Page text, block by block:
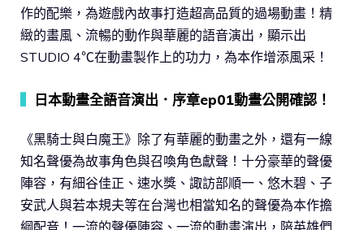
作的配樂，為遊戲內故事打造超高品質的過場動畫！精
緻的畫風、流暢的動作與華麗的語音演出，顯示出
STUDIO 4℃在動畫製作上的功力，為本作增添風采！
日本動畫全語音演出．序章ep01動畫公開確認！
《黑騎士與白魔王》除了有華麗的動畫之外，還有一線
知名聲優為故事角色與召喚角色獻聲！十分豪華的聲優
陣容，有細谷佳正、速水獎、諏訪部順一、悠木碧、子
安武人與若本規夫等在台灣也相當知名的聲優為本作擔
綱配音！一流的聲優陣容、一流的動畫演出，陪英雄們